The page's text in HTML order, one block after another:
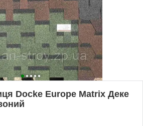
Docke Europe Matrix Деке